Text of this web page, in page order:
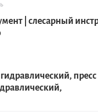
| слесарный
пресс